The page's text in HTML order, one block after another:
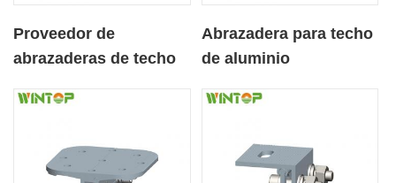
Proveedor de
abrazaderas de techo
montaje de módulos
Abrazadera para techo
de aluminio